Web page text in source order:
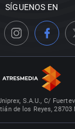
SÍGUENOS EN
S.A.U., C/
de los Reyes, 28703